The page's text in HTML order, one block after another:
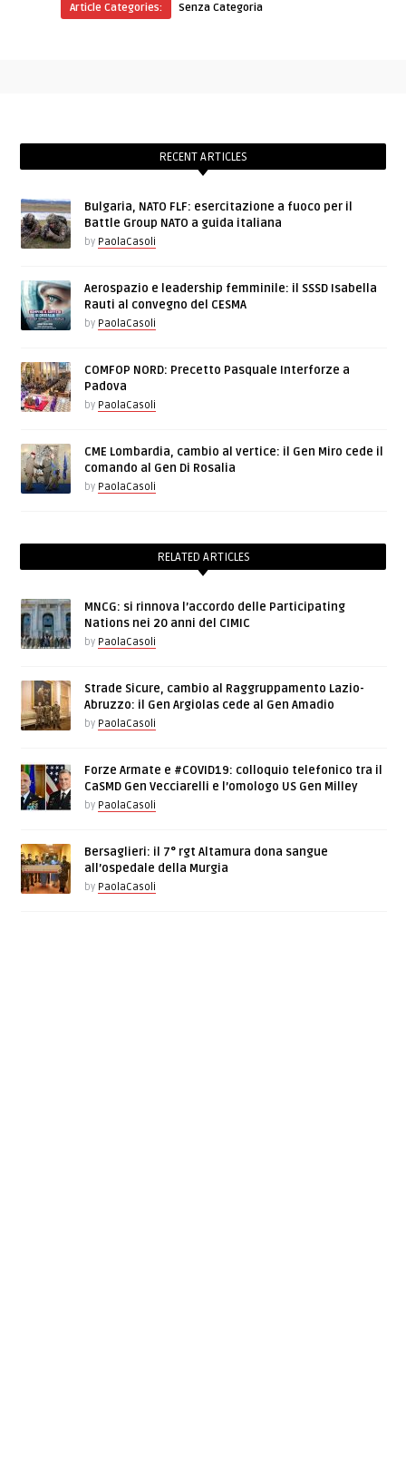
Article Categories:
Senza Categoria
RECENT ARTICLES
Bulgaria, NATO FLF: esercitazione a fuoco per il
Battle Group NATO a guida italiana
by PaolaCasoli
Aerospazio e leadership femminile: il SSSD Isabella
Rauti al convegno del CESMA
by PaolaCasoli
COMFOP NORD: Precetto Pasquale Interforze a
Padova
by PaolaCasoli
CME Lombardia, cambio al vertice: il Gen Miro cede il
comando al Gen Di Rosalia
by PaolaCasoli
RELATED ARTICLES
MNCG: si rinnova l’accordo delle Participating
Nations nei 20 anni del CIMIC
by PaolaCasoli
Strade Sicure, cambio al Raggruppamento Lazio-
Abruzzo: il Gen Argiolas cede al Gen Amadio
by PaolaCasoli
Forze Armate e #COVID19: colloquio telefonico tra il
CaSMD Gen Vecciarelli e l’omologo US Gen Milley
by PaolaCasoli
Bersaglieri: il 7° rgt Altamura dona sangue
all’ospedale della Murgia
by PaolaCasoli